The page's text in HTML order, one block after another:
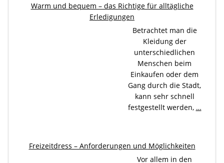
Warm und bequem – das Richtige für alltägliche
Erledigungen
Betrachtet man die
Kleidung der
unterschiedlichen
Menschen beim
Einkaufen oder dem
Gang durch die Stadt,
kann sehr schnell
festgestellt werden, …
Freizeitdress – Anforderungen und Möglichkeiten
Vor allem in den